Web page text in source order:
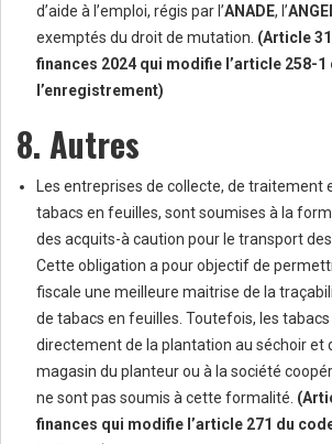
d’aide à l’emploi, régis par l’ANADE, l’
exemptés du droit de mutation. (Article
finances 2024 qui modifie l’article 258-1
l’enregistrement)
8. Autres
Les entreprises de collecte, de traitement
tabacs en feuilles, sont soumises à la
des acquits-à caution pour le transport
Cette obligation a pour objectif de
fiscale une meilleure maitrise de la
de tabacs en feuilles. Toutefois, les
directement de la plantation au séchoir et
magasin du planteur ou à la société
ne sont pas soumis à cette formalité.
finances qui modifie l’article 271 du